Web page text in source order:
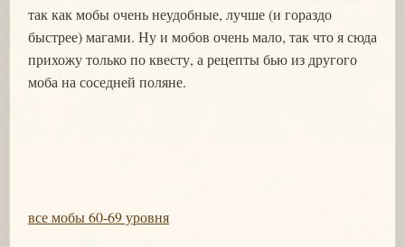
так как мобы очень неудобные, лучше (и гораздо
быстрее) магами. Ну и мобов очень мало, так что я сюда
прихожу только по квесту, а рецепты бью из другого
моба на соседней поляне.
все мобы 60-69 уровня